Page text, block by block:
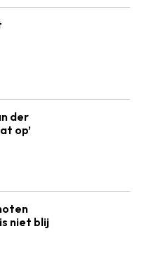
der
op’
niet blij